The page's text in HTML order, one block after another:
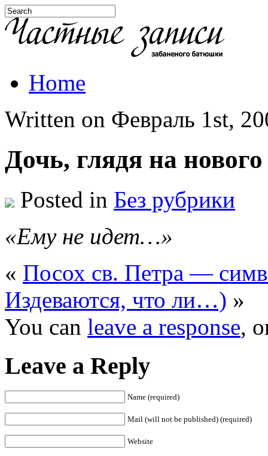
Home
Written on Февраль 1st,
Дочь, глядя на
Posted in Без рубрики
«Ему не идет…»
« Посох св. Петра —
Издеваются, что ли…) »
You can leave a response,
Leave a Reply
Name (required)
Mail (will not be published) (required)
Website